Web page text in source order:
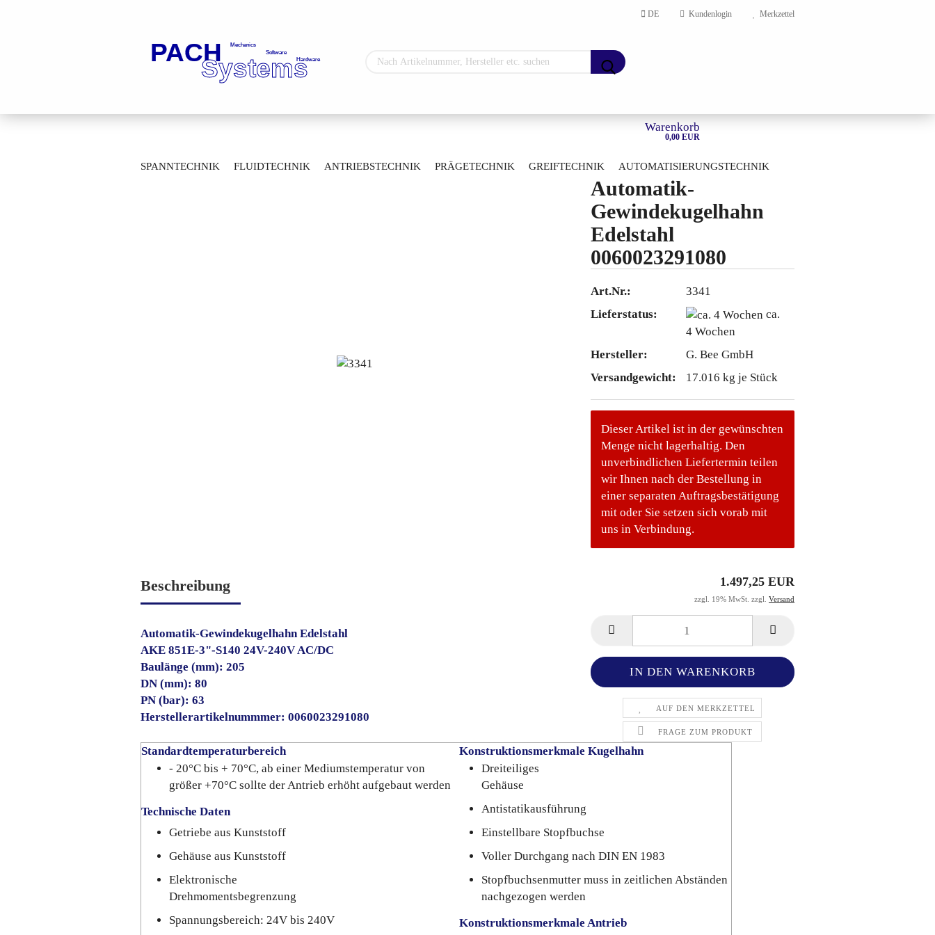
DE Kundenlogin
Konto erstellen
Passwort vergessen?
Merkzettel
Warenkorb
0,00 EUR
SPANNTECHNIK FLUIDTECHNIK ANTRIEBSTECHNIK PRÄGETECHNIK GREIFTECHNIK AUTOMATISIERUNGSTECHNIK
Automatik-
Gewindekugelhahn
Edelstahl
0060023291080
Art.Nr.:
3341
Lieferstatus:
ca.
4 Wochen
Hersteller:
G. Bee GmbH
Versandgewicht:
17.016 kg je Stück
Dieser Artikel ist in der gewünschten
Menge nicht lagerhaltig. Den
unverbindlichen Liefertermin teilen
wir Ihnen nach der Bestellung in
einer separaten Auftragsbestätigung
mit oder Sie setzen sich vorab mit
uns in Verbindung.
1.497,25 EUR
zzgl. 19% MwSt. zzgl. Versand
AUF DEN MERKZETTEL
FRAGE ZUM PRODUKT
Beschreibung
Automatik-Gewindekugelhahn Edelstahl
AKE 851E-3"-S140 24V-240V AC/DC
Baulänge (mm): 205
DN (mm): 80
PN (bar): 63
Herstellerartikelnummmer: 0060023291080
Standardtemperaturbereich
Konstruktionsmerkmale Kugelhahn
- 20°C bis + 70°C, ab einer Mediumstemperatur von
größer +70°C sollte der Antrieb erhöht aufgebaut werden
Dreiteiliges
Gehäuse
Technische Daten
Antistatikausführung
Getriebe aus Kunststoff
Einstellbare Stopfbuchse
Gehäuse aus Kunststoff
Voller Durchgang nach DIN EN 1983
Elektronische
Drehmomentsbegrenzung
Stopfbuchsenmutter muss in zeitlichen Abständen
nachgezogen werden
Spannungsbereich: 24V bis 240V
Konstruktionsmerkmale Antrieb